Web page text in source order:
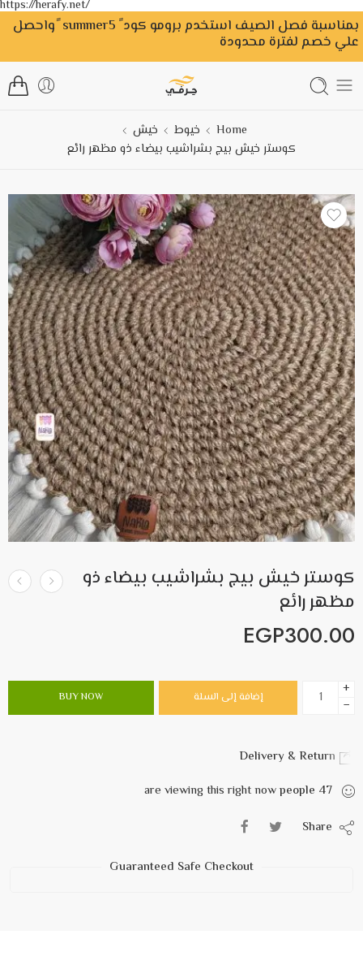
https://herafy.net/
بمناسبة فصل الصيف استخدم برومو كود ً summer5 ًواحصل
علي خصم لفترة محدودة
Home خيوط
خيش
كوستر خيش بيج بشراشيب بيضاء ذو مظهر رائع
كوستر خيش بيج بشراشيب بيضاء ذو
مظهر رائع
EGP300.00
+
−
إضافة إلى السلة BUY NOW
47
people
Guaranteed Safe Checkout